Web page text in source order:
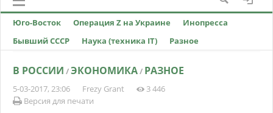
Юго-Восток Операция Z на Украине
Инопресса
Бывший СССР
Наука (техника IT) Разное
В РОССИИ /ЭКОНОМИКА/ РАЗНОЕ
5-03-2017, 23:06 Frezy Grant
3 446
Версия для печати